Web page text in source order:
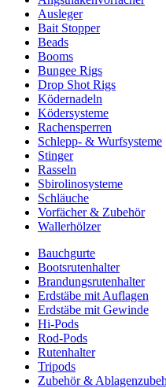
Ausleger
Bait Stopper
Beads
Booms
Bungee Rigs
Drop Shot Rigs
Ködernadeln
Ködersysteme
Rachensperren
Schlepp- & Wurfsysteme
Stinger
Rasseln
Sbirolinosysteme
Schläuche
Vorfächer & Zubehör
Wallerhölzer
Bauchgurte
Bootsrutenhalter
Brandungsrutenhalter
Erdstäbe mit Auflagen
Erdstäbe mit Gewinde
Hi-Pods
Rod-Pods
Rutenhalter
Tripods
Zubehör &